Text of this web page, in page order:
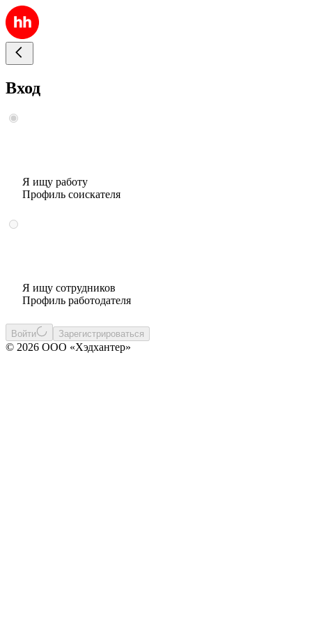
Вход
Я ищу работу
Профиль соискателя
Я ищу сотрудников
Профиль работодателя
Войти Зарегистрироваться
© 2026 ООО «Хэдхантер»